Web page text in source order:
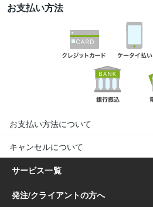
お支払い方法
お支払い方法について
キャンセルについて